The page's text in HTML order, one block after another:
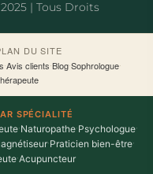
| Tous Droits
DU SITE
·Avis clients·Blog·Sophrologue·
SPÉCIALITÉ
·Naturopathe·Psychologue·
·Praticien bien-être·
·Acupuncteur